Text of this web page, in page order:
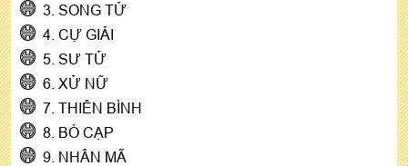
3. SONG TỬ
4. CỰ GIẢI
5. SƯ TỬ
6. XỬ NỮ
7. THIÊN BÌNH
8. BÒ CẠP
9. NHÂN MÃ